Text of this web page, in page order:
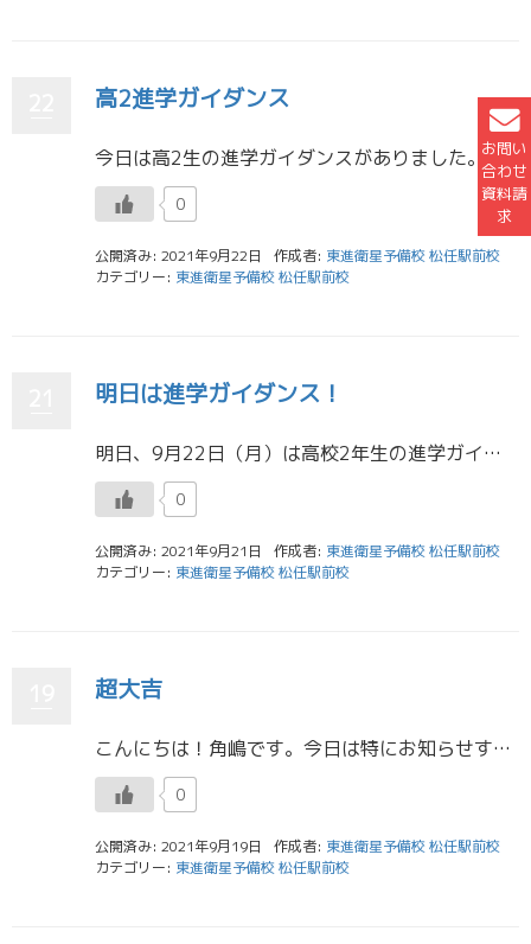
お問い
合わせ
資料請
求
高2進学ガイダンス
今日は高2生の進学ガイダンスがありました。進学ガイダンスでは、高2生は来年の4月までに模試でAラインをとることを目標にしましょうというような話がありました。高2生はこの目標に向けて気持ちを切り替え、11月の模試で8割超え […]
0
公開済み: 2021年9月22日 作成者: 東進衛星予備校 松任駅前校
カテゴリー: 東進衛星予備校 松任駅前校
明日は進学ガイダンス！
明日、9月22日（月）は高校2年生の進学ガイダンスがあります。これからの勉強計画や大学のことについての説明会です。 自分の経験上、この時期から大学受験のことについていろいろ知ることができるのは、とてもありがたいことです。 […]
0
公開済み: 2021年9月21日 作成者: 東進衛星予備校 松任駅前校
カテゴリー: 東進衛星予備校 松任駅前校
超大吉
こんにちは！角嶋です。今日は特にお知らせすることもないので私が最近おみくじを引いた話をしようと思います。 もう1年の後半に差し掛かっているこんな時期にという感じですが、最近あまりいいこともなかったのでなんとなく引いてみよ […]
0
公開済み: 2021年9月19日 作成者: 東進衛星予備校 松任駅前校
カテゴリー: 東進衛星予備校 松任駅前校